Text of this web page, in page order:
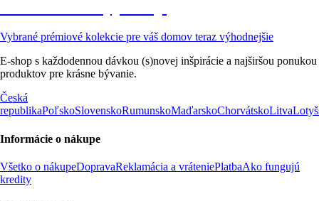
Vybrané prémiové kolekcie pre váš domov teraz výhodnejšie
E-shop s každodennou dávkou (s)novej inšpirácie a najširšou ponukou
produktov pre krásne bývanie.
Česká
republikaPoľskoSlovenskoRumunskoMaďarskoChorvátskoLitva
Informácie o nákupe
Všetko o nákupeDopravaReklamácia a vráteniePlatbaAko fungujú
kredity